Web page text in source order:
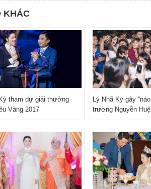
KHÁC
tham dự giải thưởng
Vàng 2017
Lý Nhã Kỳ gây
trường Nguyễn Huệ